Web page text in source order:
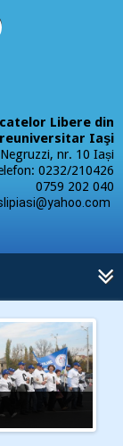
Libere din
Iaşi
nr. 10 Iași
0232/210426
040